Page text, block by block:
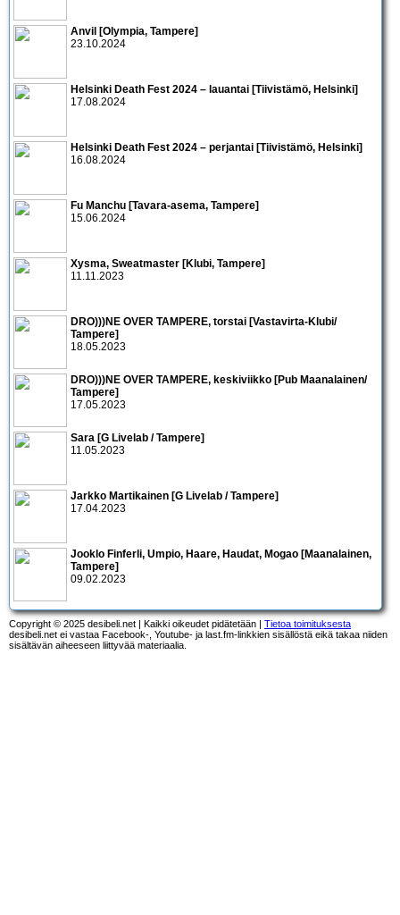
Anvil [Olympia, Tampere]
23.10.2024
Helsinki Death Fest 2024 – lauantai [Tiivistämö, Helsinki]
17.08.2024
Helsinki Death Fest 2024 – perjantai [Tiivistämö, Helsinki]
16.08.2024
Fu Manchu [Tavara-asema, Tampere]
15.06.2024
Xysma, Sweatmaster [Klubi, Tampere]
11.11.2023
DRO)))NE OVER TAMPERE, torstai [Vastavirta-Klubi/
Tampere]
18.05.2023
DRO)))NE OVER TAMPERE, keskiviikko [Pub Maanalainen/
Tampere]
17.05.2023
Sara [G Livelab / Tampere]
11.05.2023
Jarkko Martikainen [G Livelab / Tampere]
17.04.2023
Jooklo Finferli, Umpio, Haare, Haudat, Mogao [Maanalainen,
Tampere]
09.02.2023
Copyright © 2025 desibeli.net | Kaikki oikeudet pidätetään | Tietoa toimituksesta
desibeli.net ei vastaa Facebook-, Youtube- ja last.fm-linkkien sisällöstä eikä takaa niiden
sisältävän aiheeseen liittyvää materiaalia.